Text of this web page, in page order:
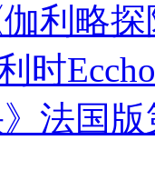
利略
时
法国版